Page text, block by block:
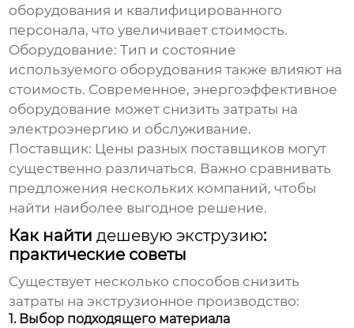
оборудования и квалифицированного
персонала, что увеличивает стоимость.
Оборудование: Тип и состояние
используемого оборудования также влияют на
стоимость. Современное, энергоэффективное
оборудование может снизить затраты на
электроэнергию и обслуживание.
Поставщик: Цены разных поставщиков могут
существенно различаться. Важно сравнивать
предложения нескольких компаний, чтобы
найти наиболее выгодное решение.
Как найтидешевую экструзию:
практические советы
Существует несколько способов снизить
затраты на экструзионное производство:
1. Выбор подходящего материала